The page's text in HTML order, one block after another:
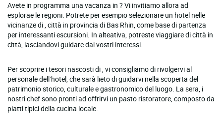
Avete in programma una vacanza in ? Vi invitiamo allora ad
esplorae le regioni. Potrete per esempio selezionare un hotel nelle
vicinanze di , città in provincia di Bas Rhin, come base di partenza
per interessanti escursioni. In alteativa, potreste viaggiare di città in
città, lasciandovi guidare dai vostri interessi.
Per scoprire i tesori nascosti di , vi consigliamo di rivolgervi al
personale dell’hotel, che sarà lieto di guidarvi nella scoperta del
patrimonio storico, culturale e gastronomico del luogo. La sera, i
nostri chef sono pronti ad offrirvi un pasto ristoratore, composto da
piatti tipici della cucina locale.